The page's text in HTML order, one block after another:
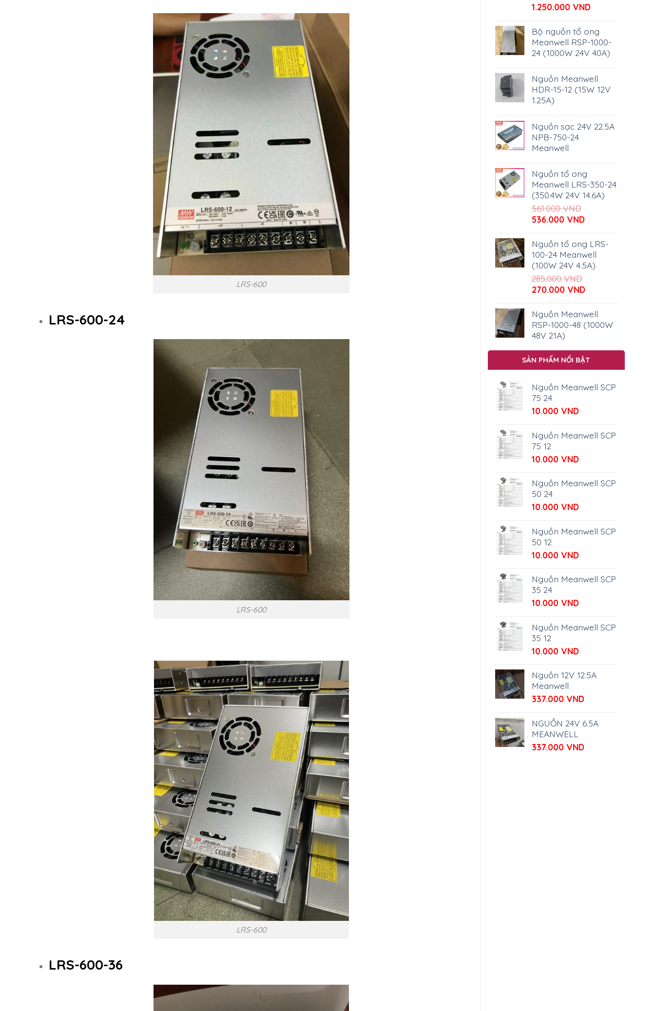
LRS-600
LRS-600-24
LRS-600
LRS-600
LRS-600-36
1.250.000 VND
Bộ nguồn tổ ong
Meanwell RSP-1000-
24 (1000W 24V 40A)
Nguồn Meanwell
HDR-15-12 (15W 12V
1.25A)
Nguồn sạc 24V 22.5A
NPB-750-24
Meanwell
Nguồn tổ ong
Meanwell LRS-350-24
(350.4W 24V 14.6A)
561.000VND
Giá
là:
561.000 VND.
536.000 VNDGiá
tại
là:
536.000 VND.
Nguồn tổ ong LRS-
100-24 Meanwell
(100W 24V 4.5A)
285.000VND
Giá
là:
285.000 VND.
270.000 VNDGiá
tại
là:
Nguồn Meanwell
RSP-1000-48 (1000W
48V 21A)
SẢN PHẨM NỔI BẬT
Nguồn Meanwell SCP
75 24
10.000 VND
Nguồn Meanwell SCP
75 12
10.000 VND
Nguồn Meanwell SCP
50 24
10.000 VND
Nguồn Meanwell SCP
50 12
10.000 VND
Nguồn Meanwell SCP
35 24
10.000 VND
Nguồn Meanwell SCP
35 12
10.000 VND
Nguồn 12V 12.5A
Meanwell
337.000 VND
NGUỒN 24V 6.5A
MEANWELL
337.000 VND